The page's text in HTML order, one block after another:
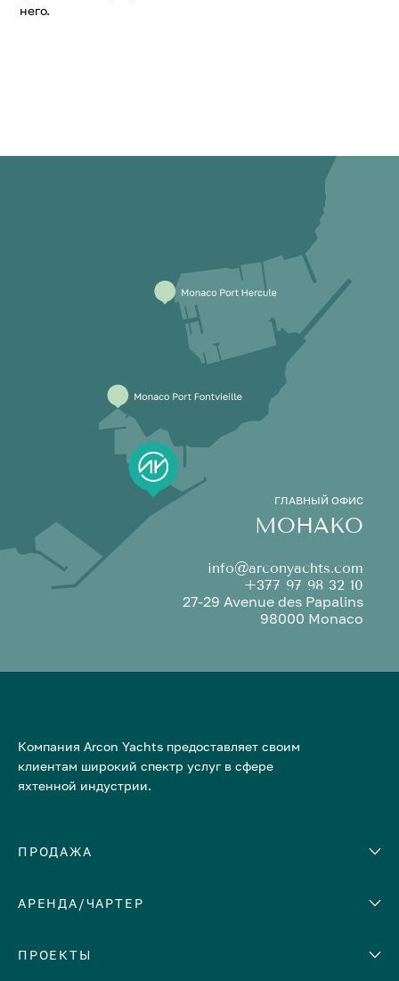
него.
ГЛАВНЫЙ ОФИС
МОНАКО
info@arconyachts.com
+377 97 98 32 10
27-29 Avenue des Papalins
98000 Monaco
Компания Arcon Yachts предоставляет своим
клиентам широкий спектр услуг в сфере
яхтенной индустрии.
ПРОДАЖА
Количество кают
АРЕНДА/ЧАРТЕР
ЕВРОПА
ПРОЕКТЫ